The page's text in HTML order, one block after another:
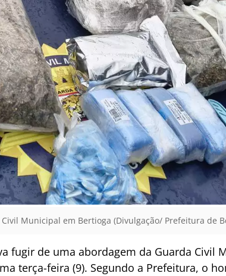
Municipal em Bertioga (Divulgação/ Prefeitura de
de uma abordagem da Guarda Civil
terça-feira (9). Segundo a Prefeitura, o